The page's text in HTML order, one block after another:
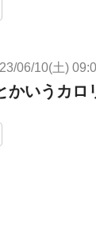
06/10(土)
かいうカロ